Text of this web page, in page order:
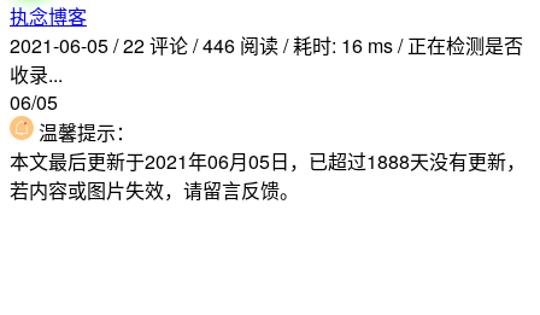
执念博客
2021-06-05/22 评论/446 阅读/耗时: 16 ms/ 正在检测是否
收录...
06/05
温馨提示：
本文最后更新于2021年06月05日，已超过1888天没有更新，
若内容或图片失效，请留言反馈。